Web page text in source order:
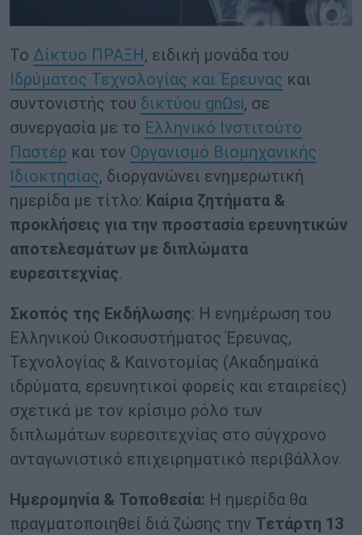
Το Δίκτυο ΠΡΑΞΗ , ειδική μονάδα του
Ιδρύματος Τεχνολογίας και Έρευνας και
συντονιστής του δικτύου gnΩsi, σε
συνεργασία με το Ελληνικό Ινστιτούτο
Παστέρ και τον Οργανισμό Βιομηχανικής
Ιδιοκτησίας, διοργανώνει ενημερωτική
ημερίδα με τίτλο: Καίρια ζητήματα &
προκλήσεις για την προστασία ερευνητικών
αποτελεσμάτων με διπλώματα
ευρεσιτεχνίας.
Σκοπός της Εκδήλωσης: Η ενημέρωση του
Ελληνικού Οικοσυστήματος Έρευνας,
Τεχνολογίας & Καινοτομίας (Ακαδημαϊκά
ιδρύματα, ερευνητικοί φορείς και εταιρείες)
σχετικά με τον κρίσιμο ρόλο των
διπλωμάτων ευρεσιτεχνίας στο σύγχρονο
ανταγωνιστικό επιχειρηματικό περιβάλλον.
Ημερομηνία & Τοποθεσία: Η ημερίδα θα
πραγματοποιηθεί διά ζώσης την Τετάρτη 13